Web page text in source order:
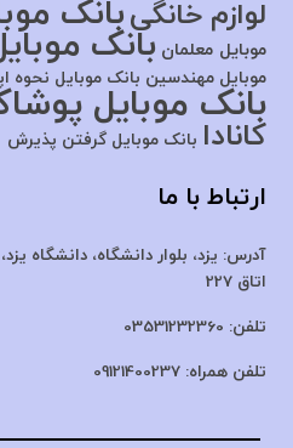
لوازم خانگیبانک
موبایل معلمان بانک
موبایل مهندسین بانک موبایل نحوه
بانک موبایل
کانادا بانک موبایل گرفتن پذیرش
ارتباط با ما
آدرس: یزد، بلوار دانشگاه، دانشگاه
اتاق 227
تلفن: 03531232360
تلفن همراه: 09121400237